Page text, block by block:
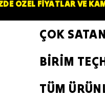
ÖZEL FİYATLAR VE
ÇOK
BİRİM
TÜM